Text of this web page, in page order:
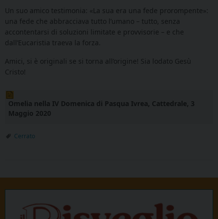
Un suo amico testimonia: «La sua era una fede prorompente»:
una fede che abbracciava tutto l’umano – tutto, senza
accontentarsi di soluzioni limitate e provvisorie – e che
dall’Eucaristia traeva la forza.
Amici, si è originali se si torna all’origine! Sia lodato Gesù
Cristo!
Omelia nella IV Domenica di Pasqua Ivrea, Cattedrale, 3
Maggio 2020
Cerrato